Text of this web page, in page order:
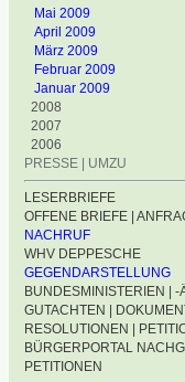
Mai 2009
April 2009
März 2009
Februar 2009
Januar 2009
2008
2007
2006
PRESSE | UMZU
LESERBRIEFE
OFFENE BRIEFE |
NACHRUF
WHV DEPPESCHE
GEGENDARSTELLUNG
BUNDESMINISTERIEN | -
GUTACHTEN |
RESOLUTIONEN |
BÜRGERPORTAL
PETITIONEN